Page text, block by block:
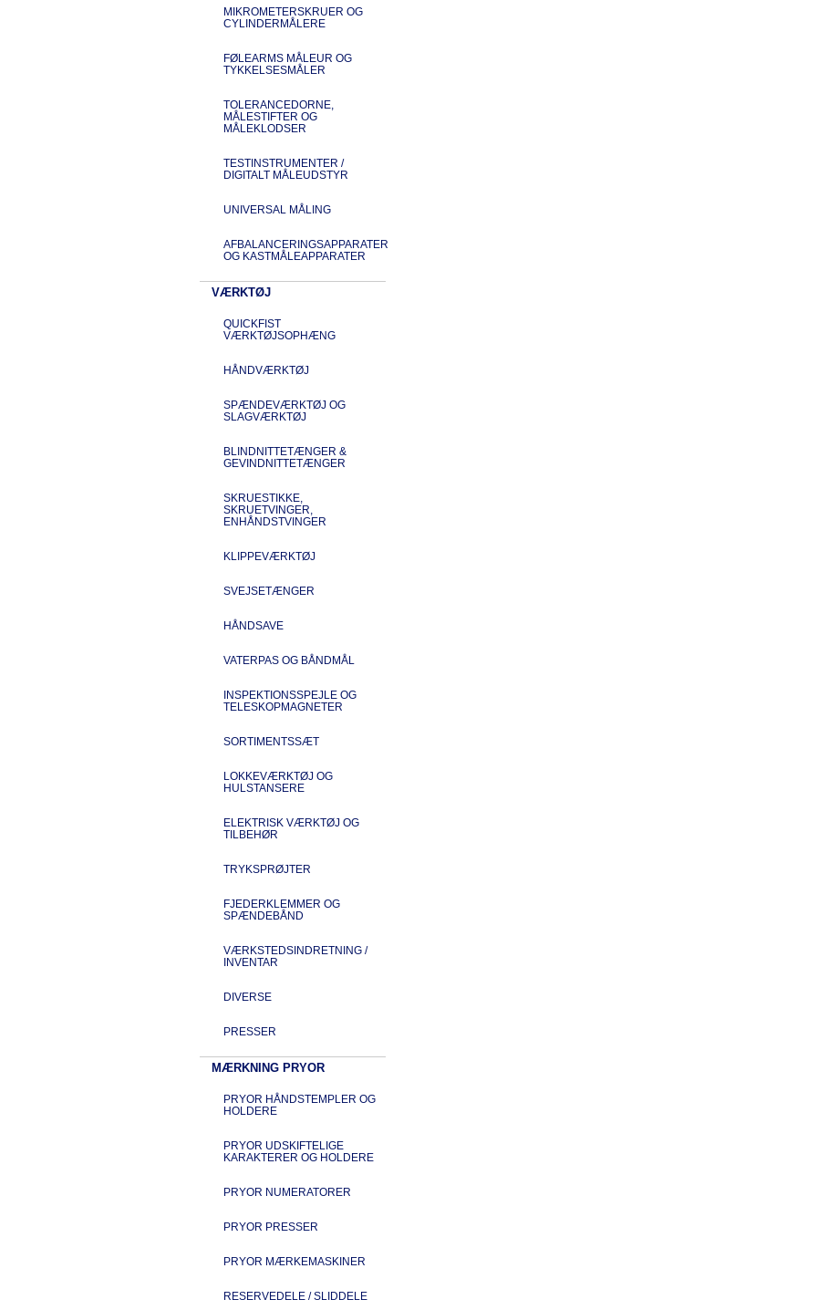
MIKROMETERSKRUER OG
CYLINDERMÅLERE
FØLEARMS MÅLEUR OG
TYKKELSESMÅLER
TOLERANCEDORNE,
MÅLESTIFTER OG
MÅLEKLODSER
TESTINSTRUMENTER /
DIGITALT MÅLEUDSTYR
UNIVERSAL MÅLING
AFBALANCERINGSAPPARATER
OG KASTMÅLEAPPARATER
VÆRKTØJ
QUICKFIST
VÆRKTØJSOPHÆNG
HÅNDVÆRKTØJ
SPÆNDEVÆRKTØJ OG
SLAGVÆRKTØJ
BLINDNITTETÆNGER &
GEVINDNITTETÆNGER
SKRUESTIKKE,
SKRUETVINGER,
ENHÅNDSTVINGER
KLIPPEVÆRKTØJ
SVEJSETÆNGER
HÅNDSAVE
VATERPAS OG BÅNDMÅL
INSPEKTIONSSPEJLE OG
TELESKOPMAGNETER
SORTIMENTSSÆT
LOKKEVÆRKTØJ OG
HULSTANSERE
ELEKTRISK VÆRKTØJ OG
TILBEHØR
TRYKSPRØJTER
FJEDERKLEMMER OG
SPÆNDEBÅND
VÆRKSTEDSINDRETNING /
INVENTAR
DIVERSE
PRESSER
MÆRKNING PRYOR
PRYOR HÅNDSTEMPLER OG
HOLDERE
PRYOR UDSKIFTELIGE
KARAKTERER OG HOLDERE
PRYOR NUMERATORER
PRYOR PRESSER
PRYOR MÆRKEMASKINER
RESERVEDELE / SLIDDELE